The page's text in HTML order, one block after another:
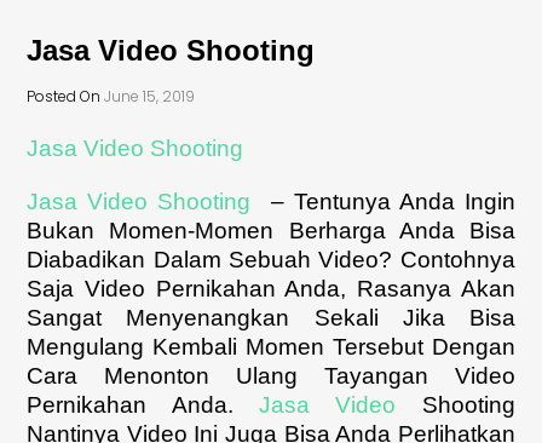
Jasa Video Shooting
Posted OnJune 15, 2019
Jasa Video Shooting
Jasa Video Shooting – Tentunya Anda Ingin
Bukan Momen-Momen Berharga Anda Bisa
Diabadikan Dalam Sebuah Video? Contohnya
Saja Video Pernikahan Anda, Rasanya Akan
Sangat Menyenangkan Sekali Jika Bisa
Mengulang Kembali Momen Tersebut Dengan
Cara Menonton Ulang Tayangan Video
Pernikahan Anda. Jasa Video Shooting
Nantinya Video Ini Juga Bisa Anda Perlihatkan